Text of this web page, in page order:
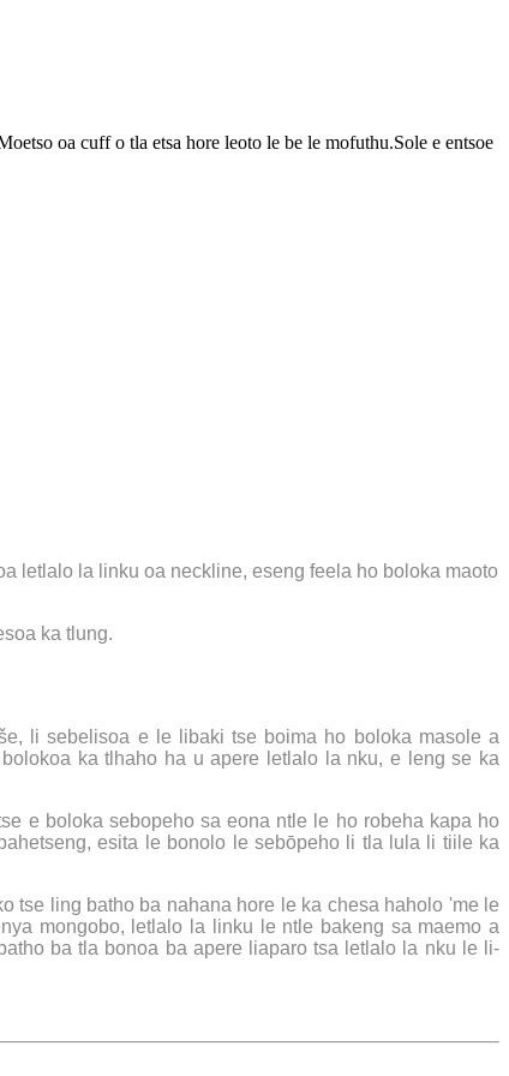
oa cuff o tla etsa hore leoto le be le mofuthu.Sole e entsoe
letlalo la linku oa neckline, eseng feela ho boloka maoto
ka tlung.
li sebelisoa e le libaki tse boima ho boloka masole a
ka tlhaho ha u apere letlalo la nku, e leng se ka
e boloka sebopeho sa eona ntle le ho robeha kapa ho
esita le bonolo le sebōpeho li tla lula li tiile ka
tse ling batho ba nahana hore le ka chesa haholo 'me le
mongobo, letlalo la linku le ntle bakeng sa maemo a
ba tla bonoa ba apere liaparo tsa letlalo la nku le li-